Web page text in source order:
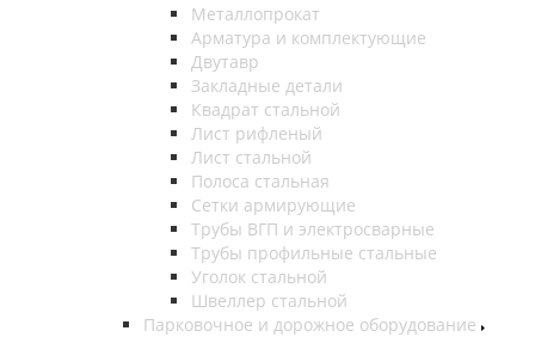
Металлопрокат
Арматура и комплектующие
Двутавр
Закладные детали
Квадрат стальной
Лист рифленый
Лист стальной
Полоса стальная
Сетки армирующие
Трубы ВГП и электросварные
Трубы профильные стальные
Уголок стальной
Швеллер стальной
Парковочное и дорожное оборудование